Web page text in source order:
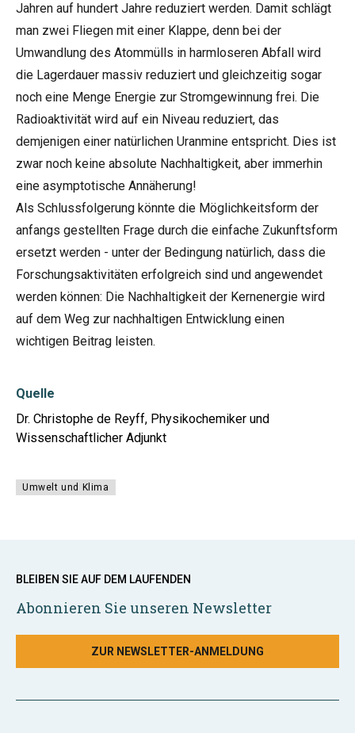
Jahren auf hundert Jahre reduziert werden. Damit schlägt
man zwei Fliegen mit einer Klappe, denn bei der
Umwandlung des Atommülls in harmloseren Abfall wird
die Lagerdauer massiv reduziert und gleichzeitig sogar
noch eine Menge Energie zur Stromgewinnung frei. Die
Radioaktivität wird auf ein Niveau reduziert, das
demjenigen einer natürlichen Uranmine entspricht. Dies ist
zwar noch keine absolute Nachhaltigkeit, aber immerhin
eine asymptotische Annäherung!
Als Schlussfolgerung könnte die Möglichkeitsform der
anfangs gestellten Frage durch die einfache Zukunftsform
ersetzt werden - unter der Bedingung natürlich, dass die
Forschungsaktivitäten erfolgreich sind und angewendet
werden können: Die Nachhaltigkeit der Kernenergie wird
auf dem Weg zur nachhaltigen Entwicklung einen
wichtigen Beitrag leisten.
Quelle
Dr. Christophe de Reyff, Physikochemiker und
Wissenschaftlicher Adjunkt
Umwelt und Klima
BLEIBEN SIE AUF DEM LAUFENDEN
Abonnieren Sie unseren Newsletter
ZUR NEWSLETTER-ANMELDUNG